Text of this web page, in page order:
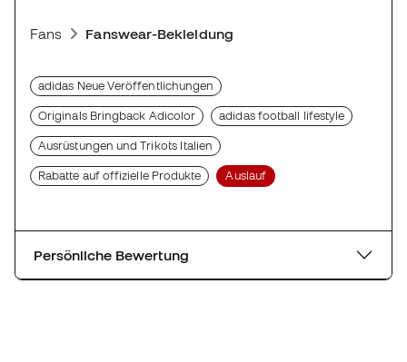
Fans Fanswear-Bekleidung
adidas Neue Veröffentlichungen
Originals Bringback Adicolor adidas football lifestyle
Ausrüstungen und Trikots Italien
Rabatte auf offizielle Produkte Auslauf
Persönliche Bewertung